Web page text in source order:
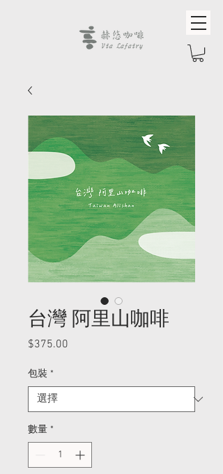
台灣 阿里山咖啡
$375.00
包裝 *
數量 *